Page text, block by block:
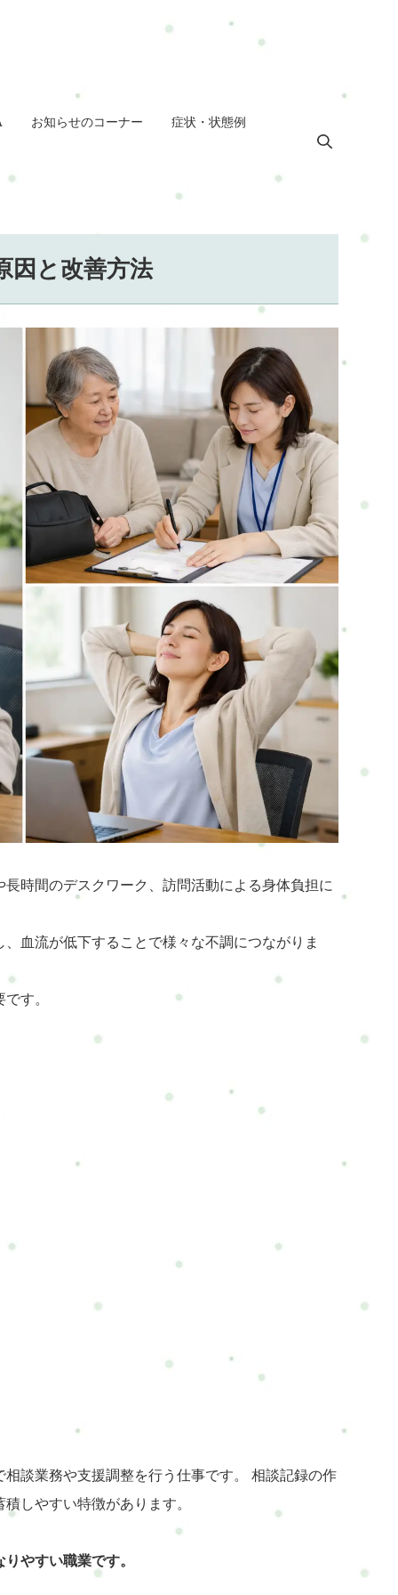
お知らせのコーナー 症状・状態例
因と改善方法
時間のデスクワーク、訪問活動による身体負担に
血流が低下することで様々な不調につながりま
す。
談業務や支援調整を行う仕事です。 相談記録の作
しやすい特徴があります。
やすい職業です。